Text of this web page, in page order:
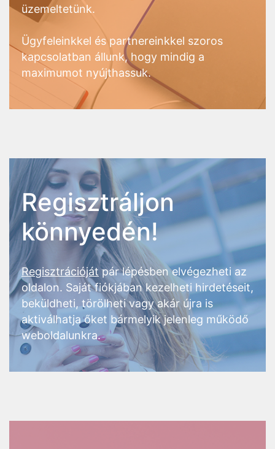
üzemeltetünk.
Ügyfeleinkkel és partnereinkkel szoros
kapcsolatban állunk, hogy mindig a
maximumot nyújthassuk.
Regisztráljon
könnyedén!
Regisztrációjátpár lépésben elvégezheti az
oldalon. Saját fiókjában kezelheti hirdetéseit,
beküldheti, törölheti vagy akár újra is
aktiválhatja őket bármelyik jelenleg működő
weboldalunkra.